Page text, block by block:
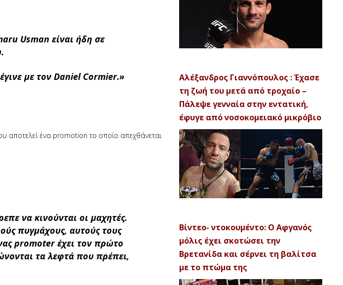
Usman είναι ήδη σε
με τον Daniel Cormier.»
αποτελεί ένα promotion το οποίο απεχθάνεται
να κινούνται οι μαχητές.
πυγμάχους, αυτούς τους
promoter έχει τον πρώτο
τα λεφτά που πρέπει,
Αλέξανδρος Γιαννόπουλος : Έχασε
τη ζωή του μετά από τροχαίο –
Πάλεψε γενναία στην εντατική,
έφυγε από νοσοκομειακό μικρόβιο
Βίντεο- ντοκουμέντο: Ο Αφγανός
μόλις έχει σκοτώσει την
Βρετανίδα και σέρνει τη βαλίτσα
με το πτώμα της